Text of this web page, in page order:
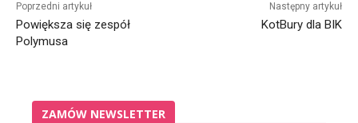
Poprzedni artykuł
Powiększa się zespół
Polymusa
Następny artykuł
KotBury dla BIK
ZAMÓW NEWSLETTER